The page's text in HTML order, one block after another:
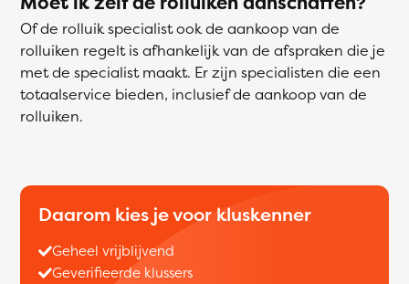
Of de rolluik specialist ook de aankoop van de
rolluiken regelt is afhankelijk van de afspraken die je
met de specialist maakt. Er zijn specialisten die een
totaalservice bieden, inclusief de aankoop van de
rolluiken.
Daarom kies je voor kluskenner
Geheel vrijblijvend
Geverifieerde klussers